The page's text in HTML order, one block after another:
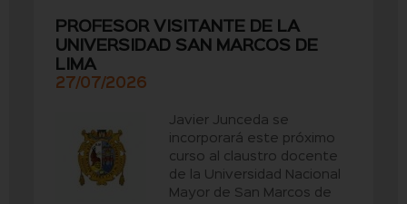
PROFESOR VISITANTE DE LA
UNIVERSIDAD SAN MARCOS DE
LIMA
27/07/2026
Javier Junceda se
incorporará este próximo
curso al claustro docente
de la Universidad Nacional
Mayor de San Marcos de